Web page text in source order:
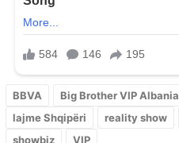
BBVA Big Brother VIP Albania
lajme Shqipëri
reality show
showbiz
VIP